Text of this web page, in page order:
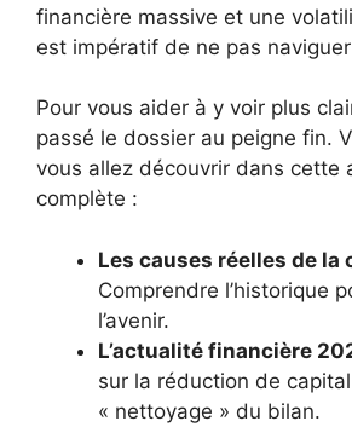
financière massive et une
est impératif de ne pas
Pour vous aider à y voir plus
passé le dossier au peigne fin.
vous allez découvrir dans cette
complète :
Les causes réelles de la
Comprendre l’historique
l’avenir.
L’actualité financière
sur la réduction de
« nettoyage » du bilan.